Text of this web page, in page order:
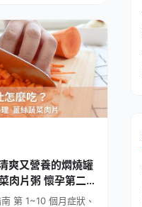
爽又營養的燜燒罐
懷孕第二
孕媽咪全攻略
第 1~10 個月症狀、